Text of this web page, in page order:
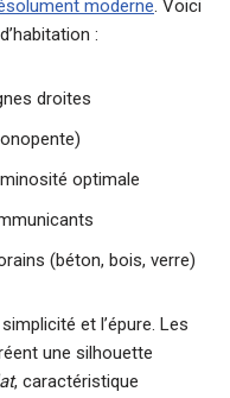
moderne. Voici
:
droites
optimale
(béton, bois, verre)
et l’épure. Les
une silhouette
, caractéristique